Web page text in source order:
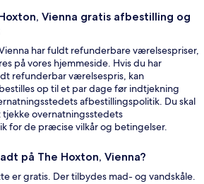
Vienna gratis afbestilling og
har fuldt refunderbare værelsespriser,
på vores hjemmeside. Hvis du har
refunderbar værelsespris, kan
op til et par dage før indtjekning
afbestillingspolitik. Du skal
tjekke overnatningsstedets
for de præcise vilkår og betingelser.
på The Hoxton, Vienna?
er gratis. Der tilbydes mad- og vandskåle.